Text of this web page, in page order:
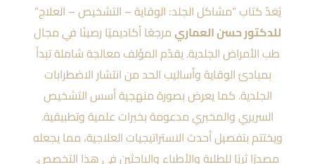
يُعَدّ كتاب “مشاكل الجلد: الوقاية – التشخيص – العلاج”
للدكتور حسن العماريمرجعًا أكاديميًا رصينًا في مجال
طب الأمراض الجلدية. يقدّم المؤلف معالجة شاملة تبدأ
بمبادئ الوقاية وأساليب الحد من انتشار الاضطرابات
الجلدية. كما يعرض بصورة منهجية أسس التشخيص
السريري والمخبري مدعومة بخبرات علمية وتطبيقية.
ويختتم بتفصيل أحدث الاستراتيجيات العلاجية، مما يجعله
مصدرًا ثريًا للطلبة والأطباء والباحثين في هذا التخصص.